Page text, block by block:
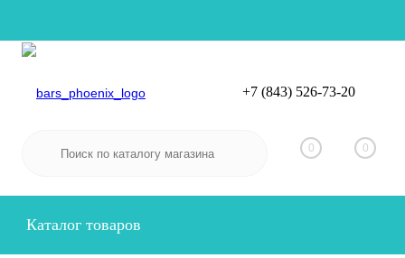
Вход
+7 (843) 526-73-20
0 0
Каталог товаров